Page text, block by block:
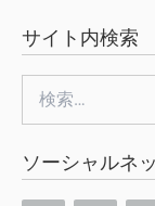
サイト内検索
索:
ソーシャルネ